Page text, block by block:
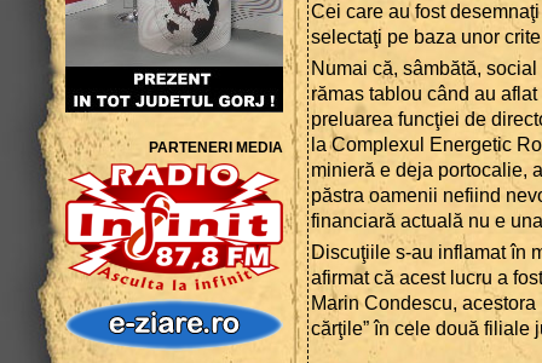
PARTENERI MEDIA
Cei care au fost
selectaţi pe baza unor
Numai că, sâmbătă,
rămas tablou când au
preluarea funcţiei de
la Complexul Energetic
minieră e deja portocalie,
păstra oamenii nefiind
financiară actuală nu e
Discuţiile s-au inflamat în
afirmat că acest lucru a
Marin Condescu,
cărţile” în cele două filiale